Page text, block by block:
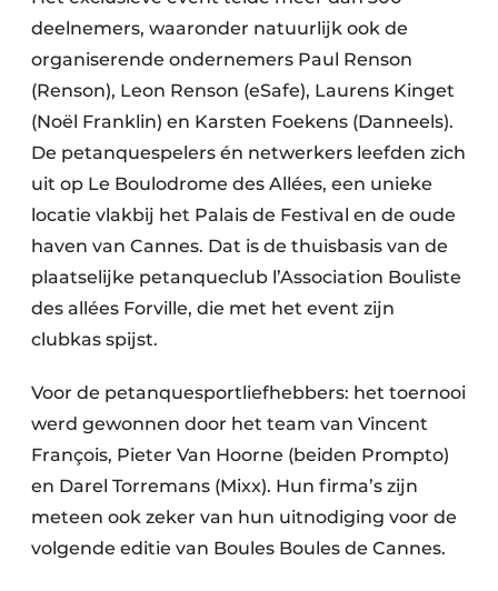
Veiligheid & Opleiding
Zonwering
deelnemers, waaronder natuurlijk ook de
organiserende ondernemers Paul Renson
(Renson), Leon Renson (eSafe), Laurens Kinget
(Noël Franklin) en Karsten Foekens (Danneels).
De petanquespelers én netwerkers leefden zich
uit op Le Boulodrome des Allées, een unieke
locatie vlakbij het Palais de Festival en de oude
haven van Cannes. Dat is de thuisbasis van de
plaatselijke petanqueclub l’Association Bouliste
des allées Forville, die met het event zijn
clubkas spijst.
Voor de petanquesportliefhebbers: het toernooi
werd gewonnen door het team van Vincent
François, Pieter Van Hoorne (beiden Prompto)
en Darel Torremans (Mixx). Hun firma’s zijn
meteen ook zeker van hun uitnodiging voor de
volgende editie van Boules Boules de Cannes.